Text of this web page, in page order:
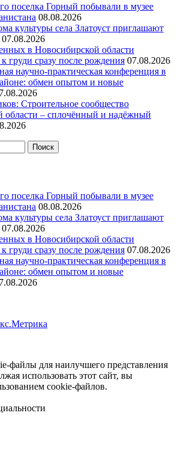
поселка Горный побывали в музее
08.08.2026
культуры села Златоуст приглашают
07.08.2026
в Новосибирской области
груди сразу после рождения 07.08.2026
научно‑практическая конференция в
обмен опытом и новые
Строительное сообщество
области – сплочённый и надёжный
поселка Горный побывали в музее
08.08.2026
культуры села Златоуст приглашают
07.08.2026
в Новосибирской области
груди сразу после рождения 07.08.2026
научно‑практическая конференция в
обмен опытом и новые
файлы для наилучшего представления
использовать этот сайт, вы
cookie-файлов.